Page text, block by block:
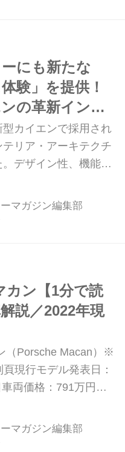
にも新たな
験」を提供！
の革新インタ
初公開
カイエンで採用され
リア・アーキテクチ
デザイン性、機能性
チ」は、ドライバー
ーターにも新鮮なド
提供してくれそう
マガジン編集部
カン【1分で読
説／2022年現
（Porsche Macan）※
現行モデル発表日：
両価格：791万円〜
マガジン編集部